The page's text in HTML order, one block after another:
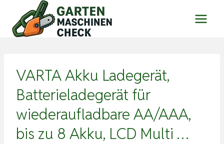
Inhalt
springen
VARTA Akku Ladegerät,
Batterieladegerät für
wiederaufladbare AA/AAA,
bis zu 8 Akku, LCD Multi …